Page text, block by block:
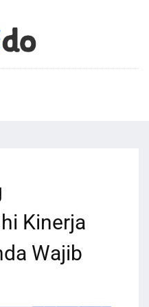
Kinerja
Wajib